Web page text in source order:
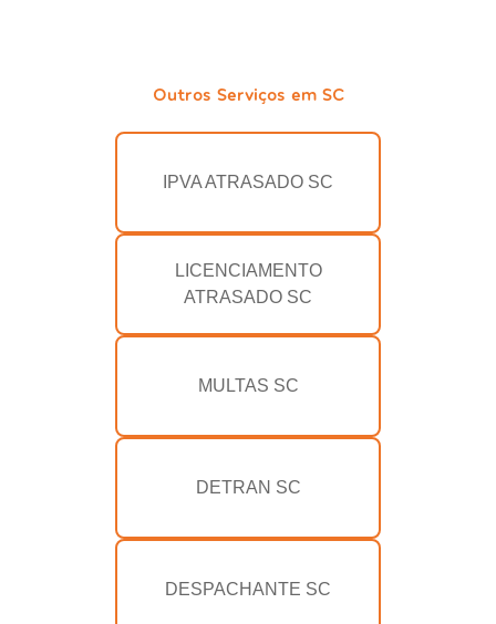
Outros Serviços em SC
IPVA ATRASADO SC
LICENCIAMENTO
ATRASADO SC
MULTAS SC
DETRAN SC
DESPACHANTE SC